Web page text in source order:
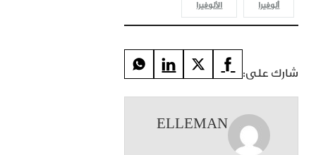
ألوفيرا الألوفيرا
شارك على:
ELLEMAN